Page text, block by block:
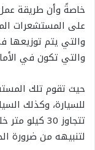
على المستشعرات
والتي يتم توزيعها
والتي تكون في
حيث تقوم تلك
للسيارة، وكذلك
تتجاوز 30
لتنبيهه من ضرورة